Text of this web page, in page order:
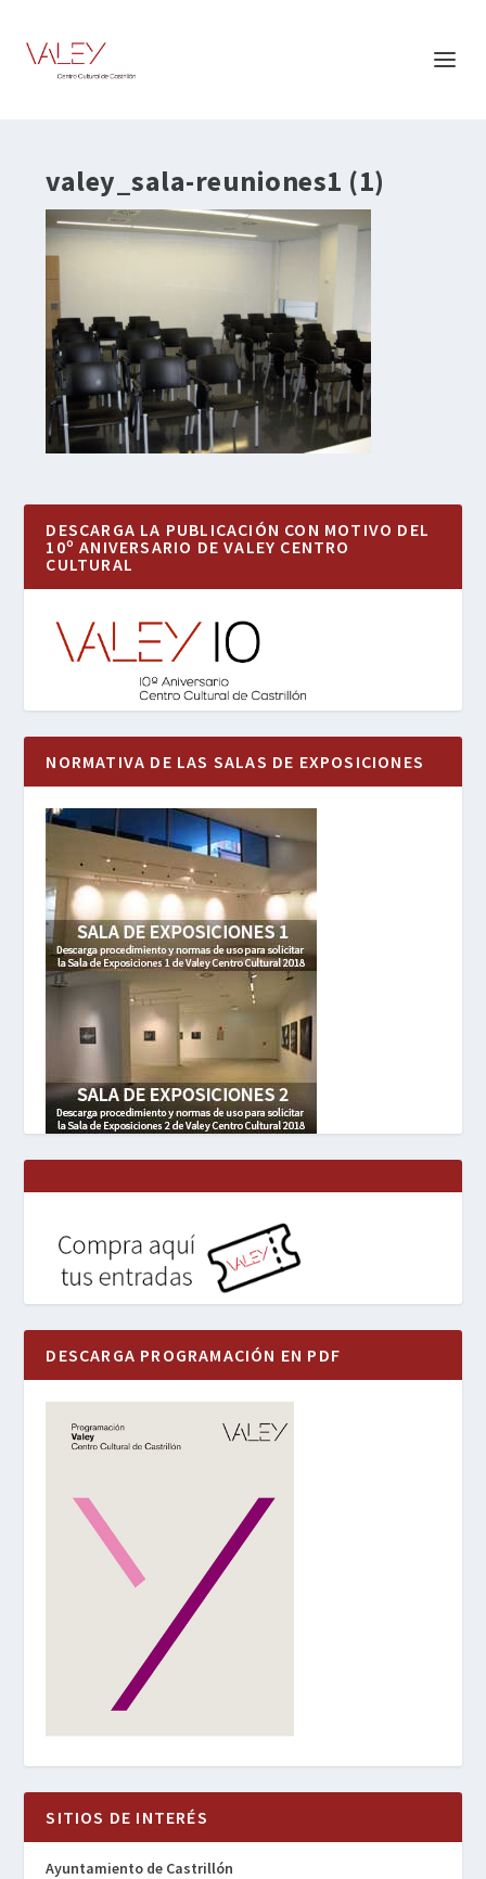
valey_sala-reuniones1 (1)
DESCARGA LA PUBLICACIÓN CON MOTIVO DEL
10º ANIVERSARIO DE VALEY CENTRO
CULTURAL
NORMATIVA DE LAS SALAS DE EXPOSICIONES
DESCARGA PROGRAMACIÓN EN PDF
SITIOS DE INTERÉS
Ayuntamiento de Castrillón